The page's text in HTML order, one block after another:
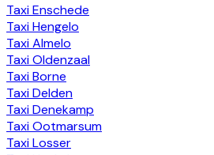
TaxiEnschede
TaxiHengelo
TaxiAlmelo
TaxiOldenzaal
TaxiBorne
TaxiDelden
TaxiDenekamp
TaxiOotmarsum
TaxiLosser